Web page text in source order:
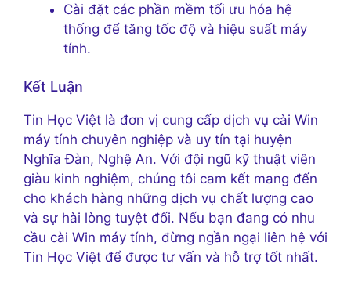
Cài đặt các phần mềm tối ưu hóa hệ
thống để tăng tốc độ và hiệu suất máy
tính.
Kết Luận
Tin Học Việt là đơn vị cung cấp dịch vụ cài Win
máy tính chuyên nghiệp và uy tín tại huyện
Nghĩa Đàn, Nghệ An. Với đội ngũ kỹ thuật viên
giàu kinh nghiệm, chúng tôi cam kết mang đến
cho khách hàng những dịch vụ chất lượng cao
và sự hài lòng tuyệt đối. Nếu bạn đang có nhu
cầu cài Win máy tính, đừng ngần ngại liên hệ với
Tin Học Việt để được tư vấn và hỗ trợ tốt nhất.